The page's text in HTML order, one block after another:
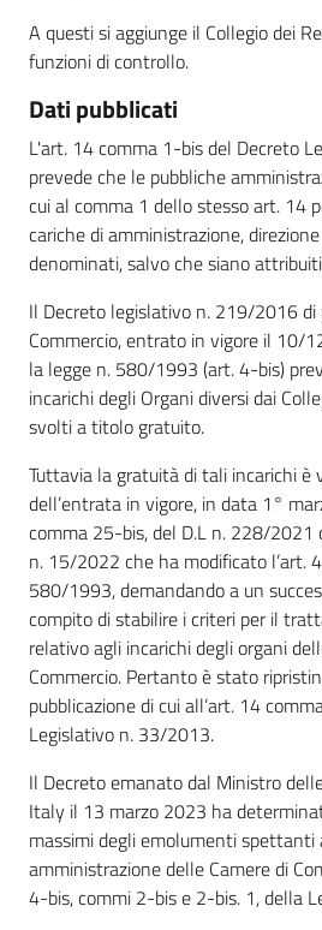
A questi si aggiunge il Collegio dei
funzioni di controllo.
Dati pubblicati
L'art. 14 comma 1-bis del Decreto
prevede che le pubbliche
cui al comma 1 dello stesso art. 14
cariche di amministrazione,
denominati, salvo che siano
Il Decreto legislativo n. 219/2016 di
Commercio, entrato in vigore il 10/
la legge n. 580/1993 (art. 4-bis)
incarichi degli Organi diversi dai
svolti a titolo gratuito.
Tuttavia la gratuità di tali incarichi è
dell’entrata in vigore, in data 1°
comma 25-bis, del D.L n. 228/2021
n. 15/2022 che ha modificato l’art.
580/1993, demandando a un
compito di stabilire i criteri per il
relativo agli incarichi degli organi
Commercio. Pertanto è stato
pubblicazione di cui all’art. 14
Legislativo n. 33/2013.
Il Decreto emanato dal Ministro
Italy il 13 marzo 2023 ha
massimi degli emolumenti spettanti
amministrazione delle Camere di
4-bis, commi 2-bis e 2-bis. 1, della